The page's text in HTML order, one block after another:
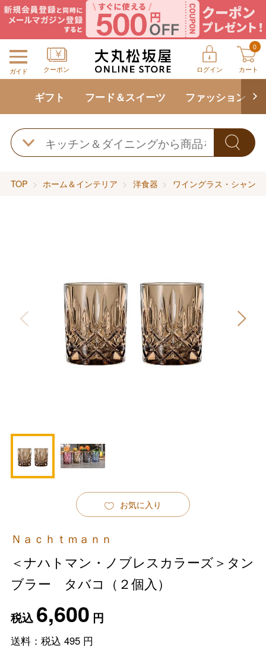
ガイド クーポン ログイン
0
カート
ギフト フード＆スイーツ ファッション
TOP ホーム＆インテリア 洋食器 ワイングラス・シャン
お気に入り
Ｎａｃｈｔｍａｎｎ
＜ナハトマン・ノブレスカラーズ＞タン
ブラー タバコ（２個入）
税込6,600 円
送料：税込 495円